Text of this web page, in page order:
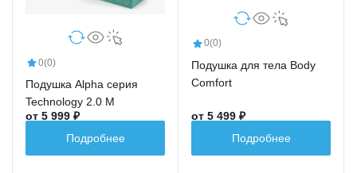
0(0)
Подушка Alpha серия
Technology 2.0 M
от 5 999 ₽
Подробнее
0(0)
Подушка для тела Body
Comfort
от 5 499 ₽
Подробнее